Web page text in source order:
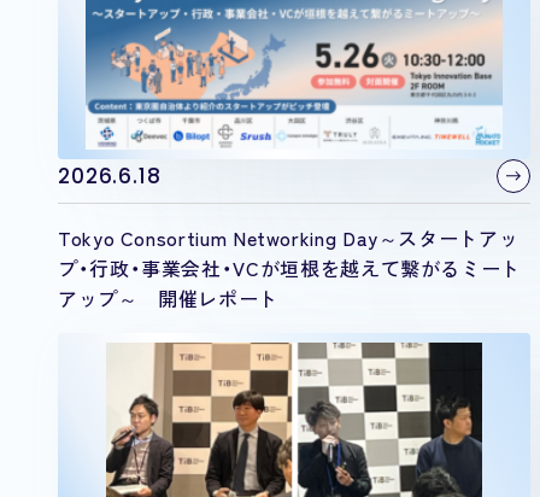
2026.6.18
Tokyo Consortium Networking Day～スタートアッ
プ・行政・事業会社・VCが垣根を越えて繋がるミート
アップ～ 開催レポート